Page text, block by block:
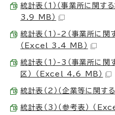
統計表（1）（事業所に関
3.9 MB）
統計表（1）-2（事業所に
（Excel 3.4 MB）
統計表（1）-3（事業所に
区） （Excel 4.6 MB）
統計表（2）（企業等に関
統計表（3）（参考表） （